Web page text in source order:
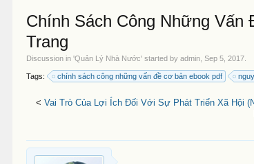
Chính Sách Công Những Vấn
Trang
Discussion in 'Quản Lý Nhà Nước' started byadmin ,Sep 5, 2017
Tags: chính sách công những vấn đề cơ bản ebook pdf
< Vai Trò Của Lợi Ích Đối Với Sự Phát Triển Xã Hội